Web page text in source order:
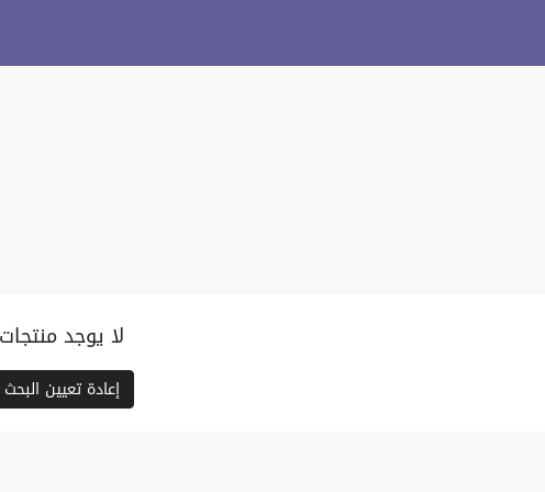
لا يوجد منتجات
إعادة تعيين البحث